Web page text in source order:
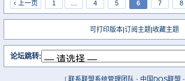
‹ 上一页 1 4 5 6 7 8
可打印版本| 订阅主题| 收藏主题
论坛跳转:
[ 联系联盟系统管理团队 - 中国DOS联盟 -